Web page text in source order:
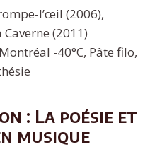
l’œil (2006),
(2011)
Montréal -40°C, Pâte filo,
: La poésie et
musique